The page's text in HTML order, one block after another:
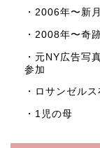
・2006年〜新
・2008年〜奇
・元NY広告写
参加
・ロサンゼルス
・1児の母